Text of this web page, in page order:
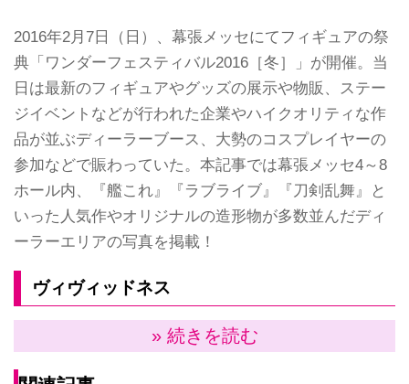
2016年2月7日（日）、幕張メッセにてフィギュアの祭
典「ワンダーフェスティバル2016［冬］」が開催。当
日は最新のフィギュアやグッズの展示や物販、ステー
ジイベントなどが行われた企業やハイクオリティな作
品が並ぶディーラーブース、大勢のコスプレイヤーの
参加などで賑わっていた。本記事では幕張メッセ4～8
ホール内、『艦これ』『ラブライブ』『刀剣乱舞』と
いった人気作やオリジナルの造形物が多数並んだディ
ーラーエリアの写真を掲載！
ヴィヴィッドネス
» 続きを読む